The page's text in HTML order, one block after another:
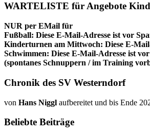
WARTELISTE für Angebote
NUR per EMail für
Fußball: Diese E-Mail-Adresse ist vor
Kinderturnen am Mittwoch: Diese E-
Schwimmen: Diese E-Mail-Adresse ist
(spontanes Schnuppern / im Training
Chronik des SV Westerndorf
von Hans Niggl aufbereitet und bis Ende
Beliebte Beiträge